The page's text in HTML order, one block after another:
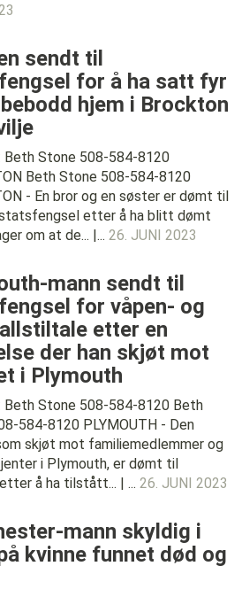
sendt til
for å ha satt fyr
hjem i Brockton
Beth Stone 508-584-8120
Beth Stone 508-584-8120
- En bror og en søster er dømt til
etter å ha blitt dømt
om at de... |... 26. JUNI 2023
mann sendt til
for våpen- og
etter en
der han skjøt mot
i Plymouth
Beth Stone 508-584-8120 Beth
584-8120 PLYMOUTH - Den
skjøt mot familiemedlemmer og
i Plymouth, er dømt til
å ha tilstått... | ... 26. JUNI 2023
mann skyldig i
kvinne funnet død og